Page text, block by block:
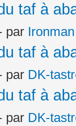
taf à
par Ironman
taf à
par DK-
taf à
par DK-